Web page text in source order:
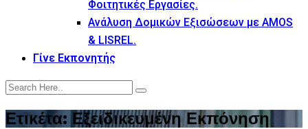
Φοιτητικές Εργασίες.
Ανάλυση Δομικών Εξισώσεων με AMOS
& LISREL.
Γίνε Εκπονητής
Ετικέτα: Εξειδικευμένη Εκπόνηση